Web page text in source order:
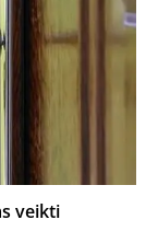
veikti